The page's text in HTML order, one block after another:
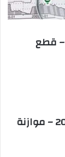
قرار رقم 1-2025 تاريخ 15-02-2025 – قطع
قرار رقم 05 – 2024 تاريخ 27-11-2024 – موازنة